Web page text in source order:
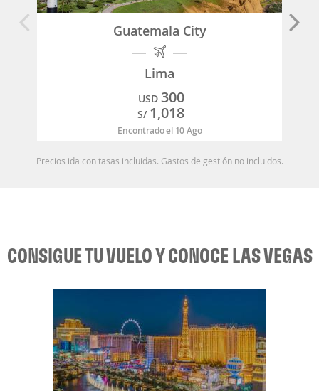
Guatemala City
Lima
USD 300
S/ 1,018
Encontrado el 10 Ago
Precios ida con tasas incluidas. Gastos de gestión no incluidos.
CONSIGUE TU VUELO Y CONOCE LAS VEGAS